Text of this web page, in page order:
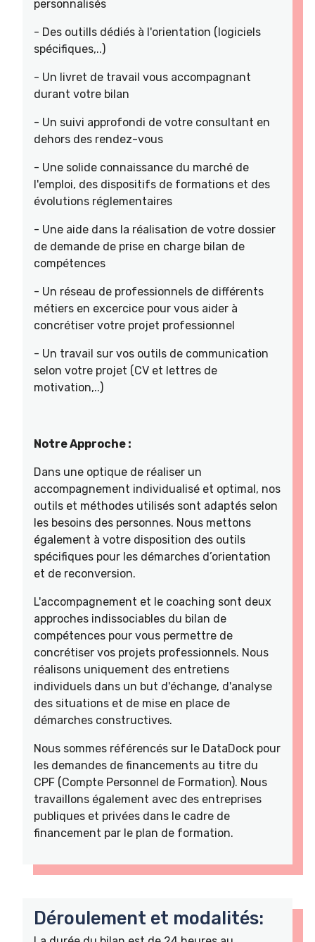
personnalisés
- Des outills dédiés à l'orientation (logiciels
spécifiques,..)
- Un livret de travail vous accompagnant
durant votre bilan
- Un suivi approfondi de votre consultant en
dehors des rendez-vous
- Une solide connaissance du marché de
l'emploi, des dispositifs de formations et des
évolutions réglementaires
- Une aide dans la réalisation de votre dossier
de demande de prise en charge bilan de
compétences
- Un réseau de professionnels de différents
métiers en excercice pour vous aider à
concrétiser votre projet professionnel
- Un travail sur vos outils de communication
selon votre projet (CV et lettres de
motivation,..)
Notre Approche :
Dans une optique de réaliser un
accompagnement individualisé et optimal, nos
outils et méthodes utilisés sont adaptés selon
les besoins des personnes. Nous mettons
également à votre disposition des outils
spécifiques pour les démarches d’orientation
et de reconversion.
L'accompagnement et le coaching sont deux
approches indissociables du bilan de
compétences pour vous permettre de
concrétiser vos projets professionnels. Nous
réalisons uniquement des entretiens
individuels dans un but d'échange, d'analyse
des situations et de mise en place de
démarches constructives.
Nous sommes référencés sur le DataDock pour
les demandes de financements au titre du
CPF (Compte Personnel de Formation). Nous
travaillons également avec des entreprises
publiques et privées dans le cadre de
financement par le plan de formation.
Déroulement et modalités: